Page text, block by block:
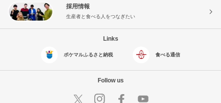
採用情報
生産者と食べる人をつなぎたい
Links
ポケマルふるさと納税 食べる通信
Follow us